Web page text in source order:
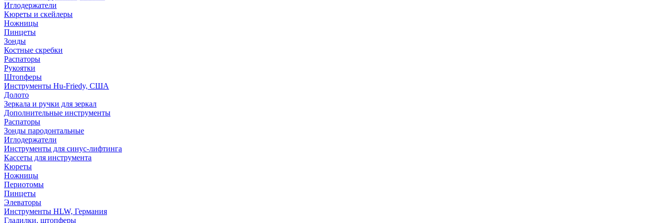
Иглодержатели
Кюреты и скейлеры
Ножницы
Пинцеты
Зонды
Костные скребки
Распаторы
Рукоятки
Штопферы
Инструменты Hu-Friedy, США
Долото
Зеркала и ручки для зеркал
Дополнительные инструменты
Распаторы
Зонды пародонтальные
Иглодержатели
Инструменты для синус-лифтинга
Кассеты для инструмента
Кюреты
Ножницы
Периотомы
Пинцеты
Элеваторы
Инструменты HLW, Германия
Гладилки, штопферы